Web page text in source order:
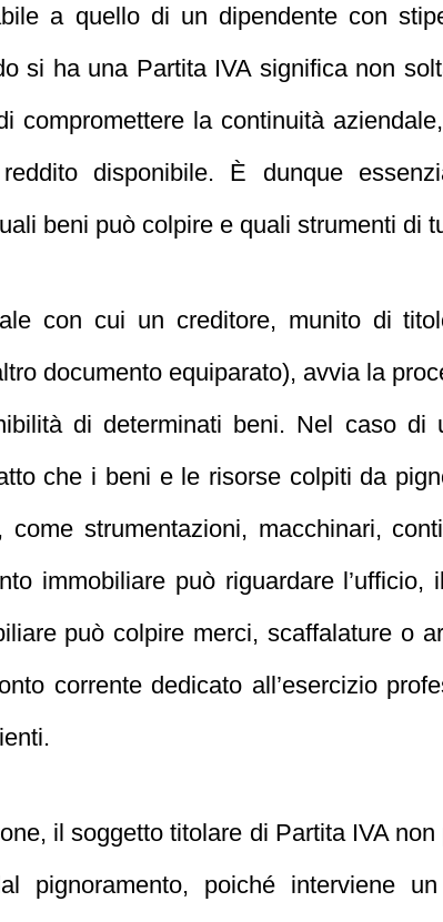
a quello di un dipendente con
si ha una Partita IVA significa non
compromettere la continuità
disponibile. È dunque
beni può colpire e quali strumenti di
con cui un creditore, munito di
documento equiparato), avvia la
di determinati beni. Nel caso di
che i beni e le risorse colpiti da
come strumentazioni, macchinari,
immobiliare può riguardare
può colpire merci, scaffalature o
corrente dedicato all’esercizio
il soggetto titolare di Partita IVA
pignoramento, poiché interviene